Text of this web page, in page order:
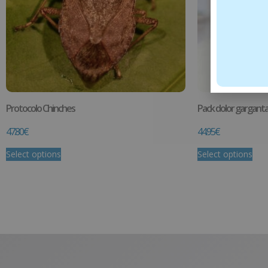
Protocolo Chinches
47.80€
Select options
Pack dolor
44.95€
Select options